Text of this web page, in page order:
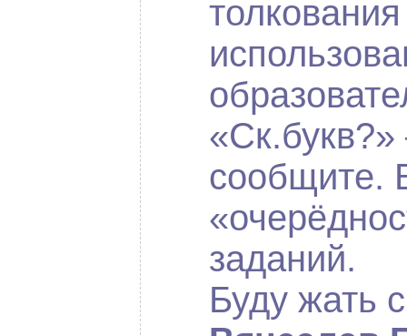
«Ск.букв?»
сообщите.
заданий.
Буду жать